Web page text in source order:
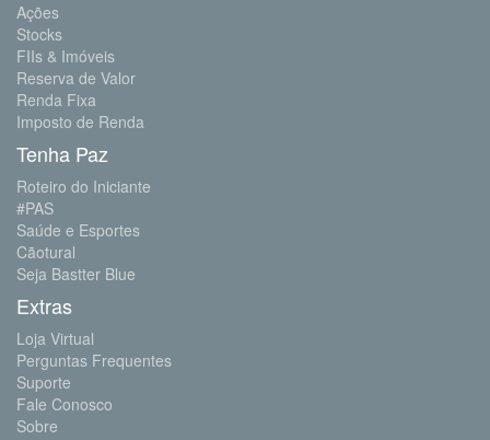
Ações
Stocks
FIIs & Imóveis
Reserva de Valor
Renda Fixa
Imposto de Renda
Tenha Paz
Roteiro do Iniciante
#PAS
Saúde e Esportes
Cãotural
Seja Bastter Blue
Extras
Loja Virtual
Perguntas Frequentes
Suporte
Fale Conosco
Sobre